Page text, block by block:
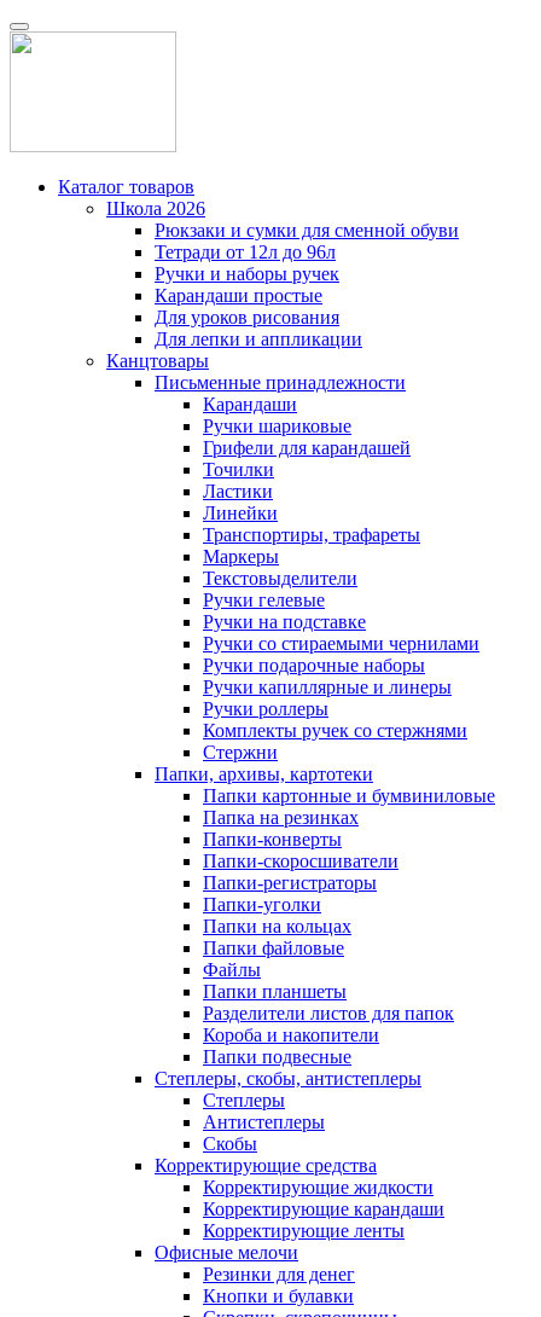
Каталог товаров
Школа 2026
Рюкзаки и сумки для сменной обуви
Тетради от 12л до 96л
Ручки и наборы ручек
Карандаши простые
Для уроков рисования
Для лепки и аппликации
Канцтовары
Письменные принадлежности
Карандаши
Ручки шариковые
Грифели для карандашей
Точилки
Ластики
Линейки
Транспортиры, трафареты
Маркеры
Текстовыделители
Ручки гелевые
Ручки на подставке
Ручки со стираемыми чернилами
Ручки подарочные наборы
Ручки капиллярные и линеры
Ручки роллеры
Комплекты ручек со стержнями
Стержни
Папки, архивы, картотеки
Папки картонные и бумвиниловые
Папка на резинках
Папки-конверты
Папки-скоросшиватели
Папки-регистраторы
Папки-уголки
Папки на кольцах
Папки файловые
Файлы
Папки планшеты
Разделители листов для папок
Короба и накопители
Папки подвесные
Степлеры, скобы, антистеплеры
Степлеры
Антистеплеры
Скобы
Корректирующие средства
Корректирующие жидкости
Корректирующие карандаши
Корректирующие ленты
Офисные мелочи
Резинки для денег
Кнопки и булавки